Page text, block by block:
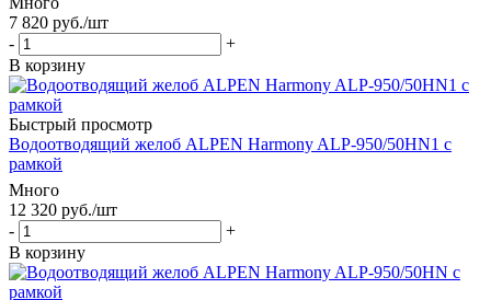
7 820 руб./шт
-
+
В корзину
Быстрый просмотр
Водоотводящий желоб ALPEN Harmony ALP-950/50HN1 с
рамкой
Много
12 320 руб./шт
-
+
В корзину